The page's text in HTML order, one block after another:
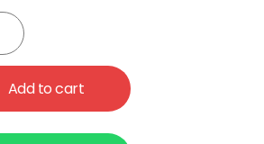
Add to cart